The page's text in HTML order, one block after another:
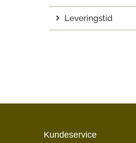
Leveringstid
Kundeservice